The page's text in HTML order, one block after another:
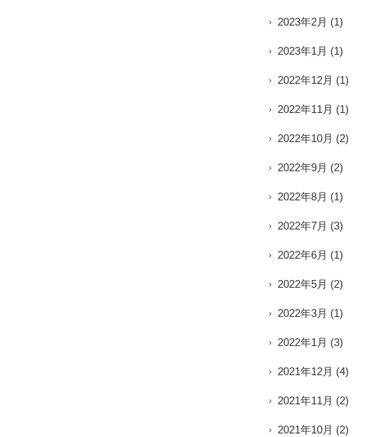
2023年2月 (1)
2023年1月 (1)
2022年12月 (1)
2022年11月 (1)
2022年10月 (2)
2022年9月 (2)
2022年8月 (1)
2022年7月 (3)
2022年6月 (1)
2022年5月 (2)
2022年3月 (1)
2022年1月 (3)
2021年12月 (4)
2021年11月 (2)
2021年10月 (2)